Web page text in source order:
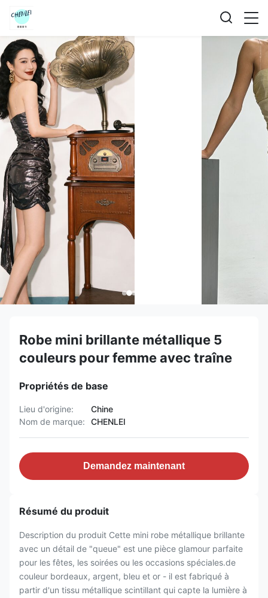
Robe mini brillante métallique 5
couleurs pour femme avec traîne
Propriétés de base
Lieu d'origine:
Chine
Nom de marque:
CHENLEI
Demandez maintenant
Résumé du produit
Description du produit Cette mini robe métallique brillante
avec un détail de "queue" est une pièce glamour parfaite
pour les fêtes, les soirées ou les occasions spéciales.de
couleur bordeaux, argent, bleu et or - il est fabriqué à
partir d'un tissu métallique scintillant qui capte la lumière à